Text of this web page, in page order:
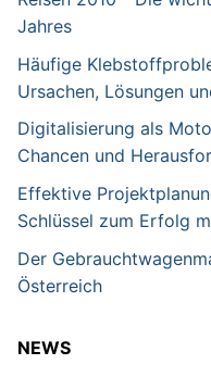
Jahres
Häufige
Ursachen, Lösungen
Digitalisierung als
Chancen und
Effektive
Schlüssel zum Erfolg
Der
Österreich
NEWS